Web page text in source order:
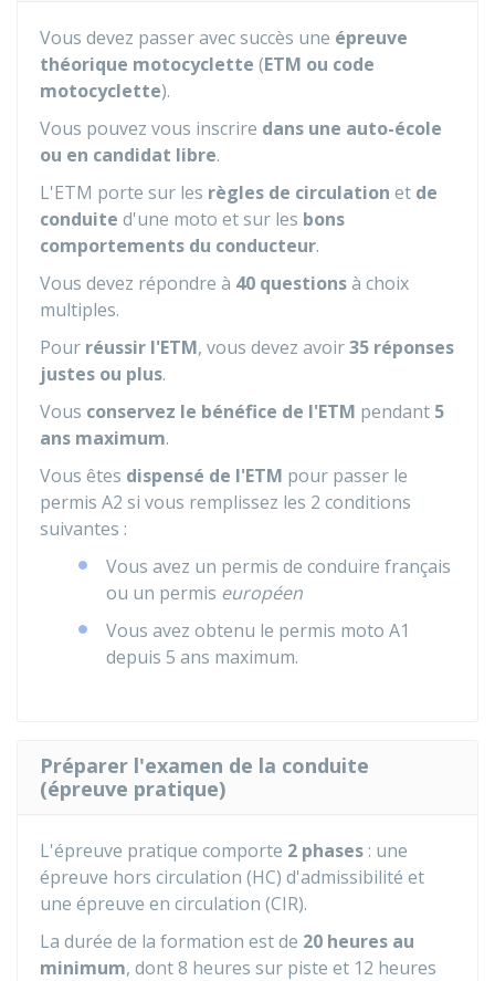
Vous devez passer avec succès une épreuve
théorique motocyclette (ETM ou code
motocyclette).
Vous pouvez vous inscrire dans une auto-école
ou en candidat libre.
L'ETM porte sur les règles de circulation et de
conduite d'une moto et sur les bons
comportements du conducteur.
Vous devez répondre à 40 questionsà choix
multiples.
Pour réussir l'ETM, vous devez avoir35 réponses
justes ou plus.
Vous conservez le bénéfice de l'ETM pendant 5
ans maximum.
Vous êtes dispensé de l'ETM pour passer le
permis A2 si vous remplissez les 2 conditions
suivantes :
Vous avez un permis de conduire français
ou un permis européen
Vous avez obtenu le permis moto A1
depuis 5 ans maximum.
​Préparer l'examen de la conduite
(épreuve pratique)​
L'épreuve pratique comporte 2 phases : une
épreuve hors circulation (HC) d'admissibilité et
une épreuve en circulation (CIR).
La durée de la formation est de 20 heures au
minimum, dont 8 heures sur piste et 12 heures